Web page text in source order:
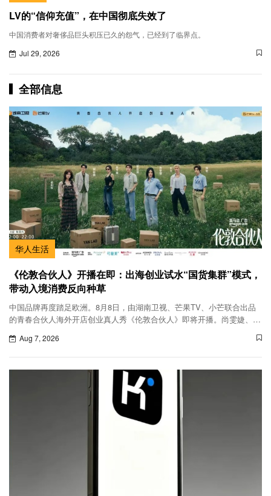
LV的“信仰充值”，在中国彻底失效了
中国消费者对奢侈品巨头积压已久的怨气，已经到了临界点。
Jul 29, 2026
全部信息
华人生活
《伦敦合伙人》开播在即：出海创业试水“国货集群”模式，
带动入境消费反向种草
中国品牌再度踏足欧洲。8月8日，由湖南卫视、芒果TV、小芒联合出品
的青春合伙人海外开店创业真人秀《伦敦合伙人》即将开播。尚雯婕、李
于英国伦敦西区大波特兰街的Yan Lab快闪店。
Aug 7, 2026